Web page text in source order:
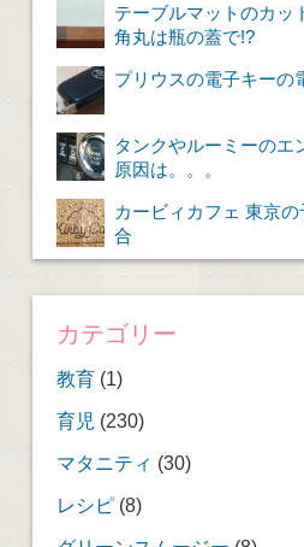
テーブルマットのカッ
角丸は瓶の蓋で!?
プリウスの電子キーの
タンクやルーミーのエ
原因は。。。
カービィカフェ 東京
合
カテゴリー
教育(1)
育児 (230)
マタニティ (30)
レシピ(8)